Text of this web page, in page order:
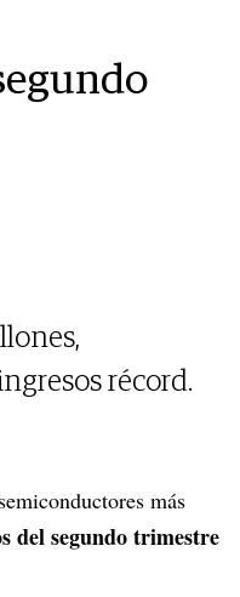
récord.
más
del segundo trimestre